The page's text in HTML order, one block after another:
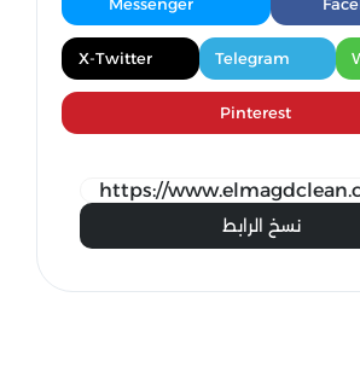
Telegram
X-Twitter
Pinterest
نسخ الرابط